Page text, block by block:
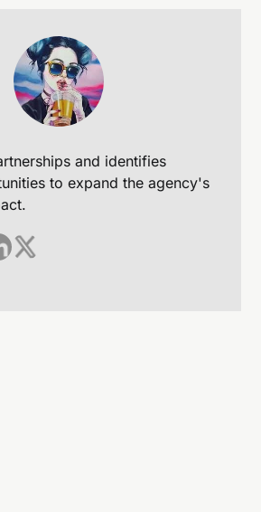
and identifies
to expand the agency's